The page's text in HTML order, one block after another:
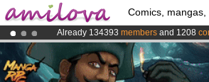
Comics, mangas,
Already 134393 members and 1208
AmilovaKickstarter is now LIVE!.
Premium membership from3.95 euros